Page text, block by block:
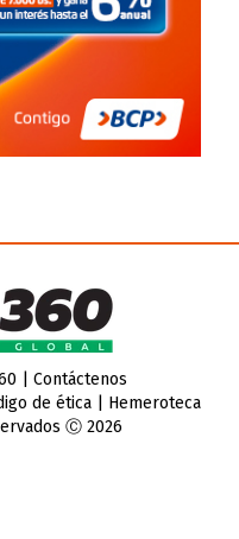
| Contáctenos
de ética| Hemeroteca
Ⓒ 2026